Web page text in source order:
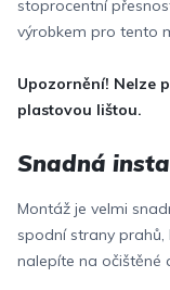
stoprocentní
výrobkem pro tento
Upozornění! Nelze
plastovou lištou.
Snadná
Montáž je velmi
spodní strany
nalepíte na očištěné